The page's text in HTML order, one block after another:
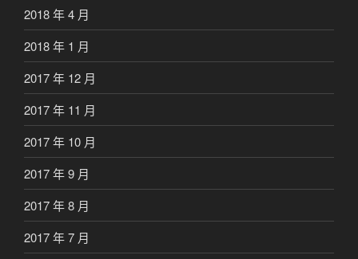
2018 年 4 月
2018 年 1 月
2017 年 12 月
2017 年 11 月
2017 年 10 月
2017 年 9 月
2017 年 8 月
2017 年 7 月